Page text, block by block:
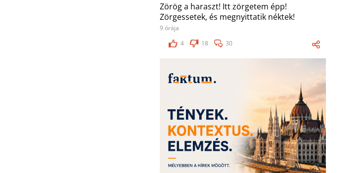
Zörög a haraszt! Itt zörgetem épp!
Zörgessetek, és megnyittatik néktek!
9 órája
4
18 30